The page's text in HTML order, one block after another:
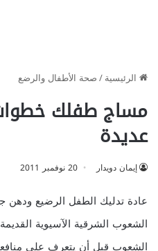
الرئيسية/صحة الأطفال والرضع
مساج طفلك
عديدة
إيمان دويدار 20 نوفمبر 2011
عادة تدليك الطفل الرضيع ودهن
الشعوب الشرقية الآسيوية
الشعوب قبل أن يتعرف على